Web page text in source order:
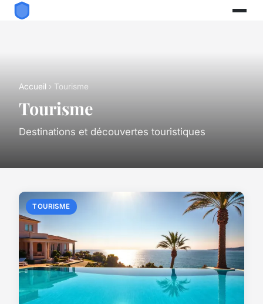
Accueil › Tourisme
Tourisme
Destinations et découvertes touristiques
TOURISME